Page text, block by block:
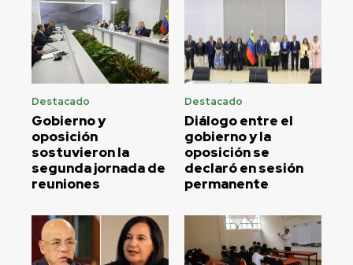
Destacado
Gobierno y
oposición
sostuvieron la
segunda jornada de
reuniones
Destacado
Diálogo entre el
gobierno y la
oposición se
declaró en sesión
permanente